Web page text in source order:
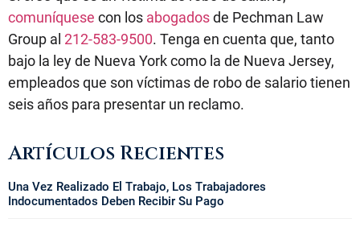
comuníquese con los abogadosde Pechman Law
Group al 212-583-9500. Tenga en cuenta que, tanto
bajo la ley de Nueva York como la de Nueva Jersey,
empleados que son víctimas de robo de salario tienen
seis años para presentar un reclamo.
Artículos Recientes
Una Vez Realizado El Trabajo, Los Trabajadores
Indocumentados Deben Recibir Su Pago